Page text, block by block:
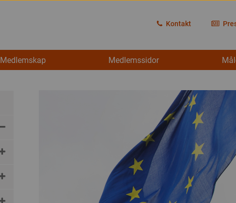
Kontakt
Medlemskap Medlemssidor